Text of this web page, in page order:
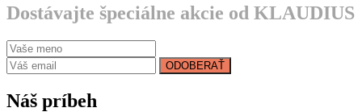
Dostávajte špeciálne akcie od KLAUDIUS
ODOBERAŤ
Náš príbeh